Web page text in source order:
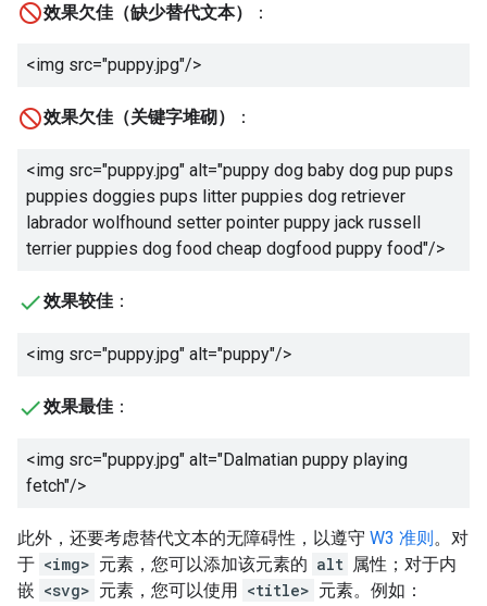
效果欠佳（缺少替代文本） ：
<img src="puppy.jpg"/>
效果欠佳（关键字堆砌） ：
<img src="puppy.jpg" alt="puppy dog baby dog pup pups
puppies doggies pups litter puppies dog retriever
labrador wolfhound setter pointer puppy jack russell
terrier puppies dog food cheap dogfood puppy food"/>
效果较佳 ：
<img src="puppy.jpg" alt="puppy"/>
效果最佳 ：
<img src="puppy.jpg" alt="Dalmatian puppy playing
fetch"/>
此外，还要考虑替代文本的无障碍性，以遵守 W3 准则。对
于 <img> 元素，您可以添加该元素的 alt 属性；对于内
嵌 <svg> 元素，您可以使用 <title> 元素。例如：